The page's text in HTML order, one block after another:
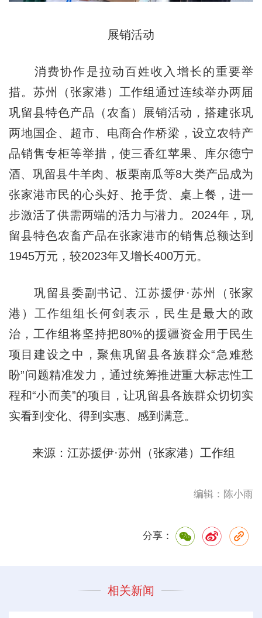
展销活动
消费协作是拉动百姓收入增长的重要举
措。苏州（张家港）工作组通过连续举办两届
巩留县特色产品（农畜）展销活动，搭建张巩
两地国企、超市、电商合作桥梁，设立农特产
品销售专柜等举措，使三香红苹果、库尔德宁
酒、巩留县牛羊肉、板栗南瓜等8大类产品成为
张家港市民的心头好、抢手货、桌上餐，进一
步激活了供需两端的活力与潜力。2024年，巩
留县特色农畜产品在张家港市的销售总额达到
1945万元，较2023年又增长400万元。
巩留县委副书记、江苏援伊·苏州（张家
港）工作组组长何剑表示，民生是最大的政
治，工作组将坚持把80%的援疆资金用于民生
项目建设之中，聚焦巩留县各族群众“急难愁
盼”问题精准发力，通过统筹推进重大标志性工
程和“小而美”的项目，让巩留县各族群众切切实
实看到变化、得到实惠、感到满意。
来源：江苏援伊·苏州（张家港）工作组
编辑：陈小雨
分享：
相关新闻